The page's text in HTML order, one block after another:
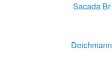
Sacada Br
Deichmann